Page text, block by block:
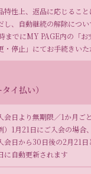
特性上、返品に応じるこ
し、自動継続の解除につ
までにMY PAGE内の「お
・停止」にてお手続きい
イ払い）
会日より無期限／1か月ご
）1月21日にご入会の場合
会日から30日後の2月21日
に自動更新されます